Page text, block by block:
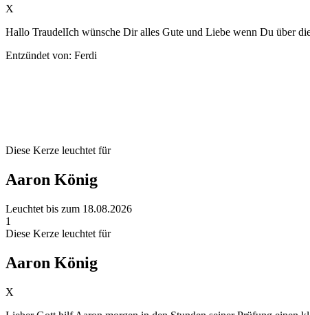
X
Hallo TraudelIch wünsche Dir alles Gute und Liebe wenn Du über
Entzündet von: Ferdi
Diese Kerze leuchtet für
Aaron König
Leuchtet bis zum 18.08.2026
1
Diese Kerze leuchtet für
Aaron König
X